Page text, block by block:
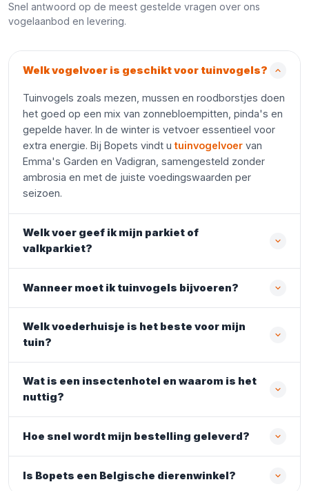
Snel antwoord op de meest gestelde vragen over ons
vogelaanbod en levering.
Welk vogelvoer is geschikt voor tuinvogels?
Tuinvogels zoals mezen, mussen en roodborstjes doen
het goed op een mix van zonnebloempitten, pinda's en
gepelde haver. In de winter is vetvoer essentieel voor
extra energie. Bij Bopets vindt utuinvogelvoer van
Emma's Garden en Vadigran, samengesteld zonder
ambrosia en met de juiste voedingswaarden per
seizoen.
Welk voer geef ik mijn parkiet of
valkparkiet?
Wanneer moet ik tuinvogels bijvoeren?
Welk voederhuisje is het beste voor mijn
tuin?
Wat is een insectenhotel en waarom is het
nuttig?
Hoe snel wordt mijn bestelling geleverd?
Is Bopets een Belgische dierenwinkel?